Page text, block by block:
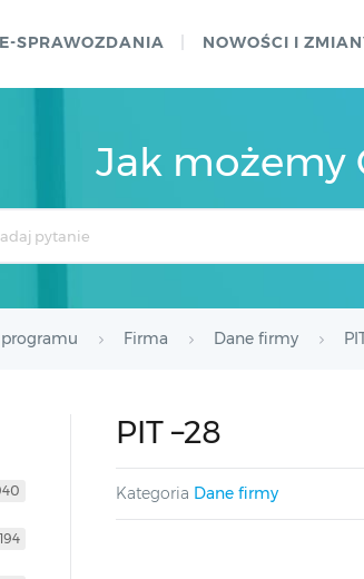
E-SPRAWOZDANIA NOWOŚCI I
Jak możemy
Firma Dane firmy
PIT –28
Kategoria Dane firmy